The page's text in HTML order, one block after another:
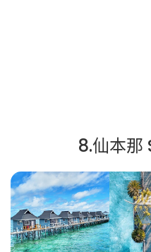
8.仙本